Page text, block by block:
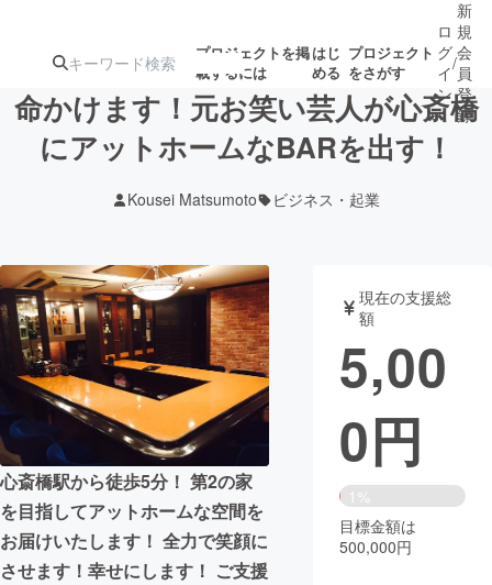
プロジェクトを掲
載するには
はじ
める
プロジェクト
をさがす
ターン
ジェクト
募集終了が近いプ
ロジェクト
アート・写真 音楽
テクノロジー・ガジェット ゲーム・サ
映像・映画 書籍・雑誌
ビジネス・起業 チャレンジ
まちづくり・地域活性化
ロ
グ
イ
ン
/
新
規
会
員
登
録
命かけます！元お笑い芸人が心斎橋
にアットホームなBARを出す！
Kousei Matsumoto ビジネス・起業
心斎橋駅から徒歩5分！ 第2の家
を目指してアットホームな空間を
お届けいたします！ 全力で笑顔に
させます！幸せにします！ ご支援
現在の支援総
額
5,00
0円
1%
目標金額は
500,000円